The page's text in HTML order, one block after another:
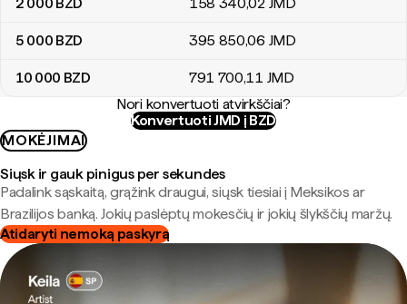
5 000 BZD 395 850,06 JMD
10 000 BZD 791 700,11 JMD
Nori konvertuoti atvirkščiai?
Konvertuoti JMD į BZD
MOKĖJIMAI
Siųsk ir gauk pinigus per sekundes
Padalink sąskaitą, grąžink draugui, siųsk tiesiai į Meksikos ar
Brazilijos banką. Jokių paslėptų mokesčių ir jokių šlykščių maržų.
Atidaryti nemoką paskyrą